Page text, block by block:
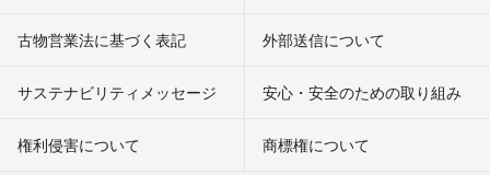
古物営業法に基づく表記 外部送信について
サステナビリティメッセージ 安心・安全のための取り組み
権利侵害について
商標権について